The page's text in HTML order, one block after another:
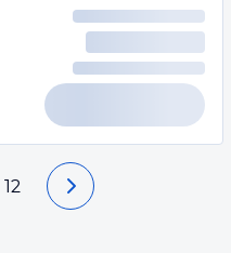
12